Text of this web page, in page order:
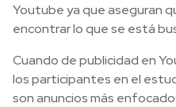
Youtube ya que aseguran
encontrar lo que se está
Cuando de publicidad en
los participantes en el
son anuncios más